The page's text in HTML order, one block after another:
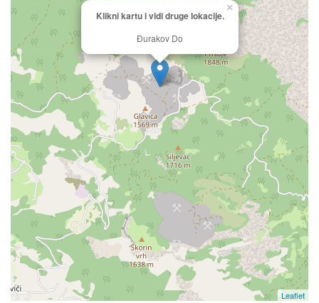
Klikni kartu i vidi druge lokacije.
Đurakov Do
×
Leaflet